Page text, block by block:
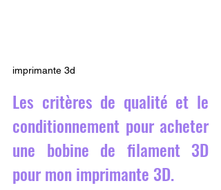
imprimante 3d
Les critères de qualité et le
conditionnement pour acheter
une bobine de filament 3D
pour mon imprimante 3D.